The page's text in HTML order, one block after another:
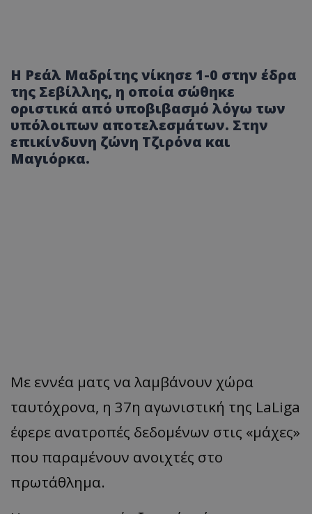
Η Ρεάλ Μαδρίτης νίκησε 1-0 στην έδρα
της Σεβίλλης, η οποία σώθηκε
οριστικά από υποβιβασμό λόγω των
υπόλοιπων αποτελεσμάτων. Στην
επικίνδυνη ζώνη Τζιρόνα και
Μαγιόρκα.
Με εννέα ματς να λαμβάνουν χώρα
ταυτόχρονα, η 37η αγωνιστική της LaLiga
έφερε ανατροπές δεδομένων στις «μάχες»
που παραμένουν ανοιχτές στο
πρωτάθλημα.